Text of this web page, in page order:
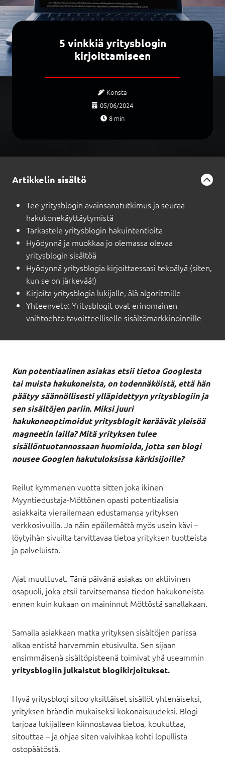
5 vinkkiä yritysblogin
kirjoittamiseen
Konsta
05/06/2024
8 min
Artikkelin sisältö
Tee yritysblogin avainsanatutkimus ja seuraa
hakukonekäyttäytymistä
Tarkastele yritysblogin hakuintentioita
Hyödynnä ja muokkaa jo olemassa olevaa
yritysblogin sisältöä
Hyödynnä yritysblogia kirjoittaessasi tekoälyä (siten,
kun se on järkevää!)
Kirjoita yritysblogia lukijalle, älä algoritmille
Yhteenveto: Yritysblogit ovat erinomainen
vaihtoehto tavoitteelliselle sisältömarkkinoinnille
Kun potentiaalinen asiakas etsii tietoa Googlesta
tai muista hakukoneista, on todennäköistä, että hän
päätyy säännöllisesti ylläpidettyyn yritysblogiin ja
sen sisältöjen pariin. Miksi juuri
hakukoneoptimoidut yritysblogit keräävät yleisöä
magneetin lailla? Mitä yrityksen tulee
sisällöntuotannossaan huomioida, jotta sen blogi
nousee Googlen hakutuloksissa kärkisijoille?
Reilut kymmenen vuotta sitten joka ikinen
Myyntiedustaja-Möttönen opasti potentiaalisia
asiakkaita vierailemaan edustamansa yrityksen
verkkosivuilla. Ja näin epäilemättä myös usein kävi –
löytyihän sivuilta tarvittavaa tietoa yrityksen tuotteista
ja palveluista.
Ajat muuttuvat. Tänä päivänä asiakas on aktiivinen
osapuoli, joka etsii tarvitsemansa tiedon hakukoneista
ennen kuin kukaan on maininnut Möttöstä sanallakaan.
Samalla asiakkaan matka yrityksen sisältöjen parissa
alkaa entistä harvemmin etusivulta. Sen sijaan
ensimmäisenä sisältöpisteenä toimivat yhä useammin
yritysblogiin julkaistut blogikirjoitukset.
Hyvä yritysblogi sitoo yksittäiset sisällöt yhtenäiseksi,
yrityksen brändin mukaiseksi kokonaisuudeksi. Blogi
tarjoaa lukijalleen kiinnostavaa tietoa, koukuttaa,
sitouttaa – ja ohjaa siten vaivihkaa kohti lopullista
ostopäätöstä.